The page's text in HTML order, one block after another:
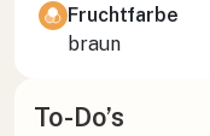
Fruchtfarbe
braun
To-Do’s